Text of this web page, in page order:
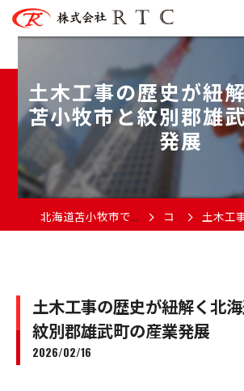
土木工事の歴史が紐
苫小牧市と紋別郡雄
発展
北海道苫小牧市で土木の求人なら株式会社RTC コラム 土木工事の歴史が
土木工事の歴史が紐解く北
紋別郡雄武町の産業発展
2026/02/16